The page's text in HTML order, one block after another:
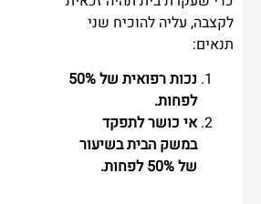
לקצבה, עליה להוכיח שני
תנאים:
נכות רפואית של 50%
לפחות.
אי כושר לתפקד
במשק הבית בשיעור
של 50% לפחות.